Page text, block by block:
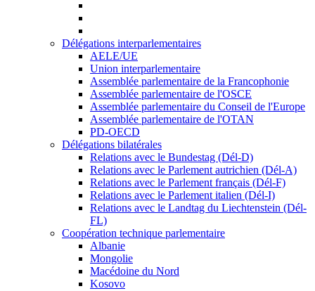
Délégations interparlementaires
AELE/UE
Union interparlementaire
Assemblée parlementaire de la Francophonie
Assemblée parlementaire de l'OSCE
Assemblée parlementaire du Conseil de l'Europe
Assemblée parlementaire de l'OTAN
PD-OECD
Délégations bilatérales
Relations avec le Bundestag (Dél-D)
Relations avec le Parlement autrichien (Dél-A)
Relations avec le Parlement français (Dél-F)
Relations avec le Parlement italien (Dél-I)
Relations avec le Landtag du Liechtenstein (Dél-
FL)
Coopération technique parlementaire
Albanie
Mongolie
Macédoine du Nord
Kosovo